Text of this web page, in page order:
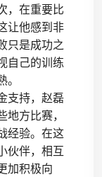
，在重要比
让他感到非
只是成功之
自己的训练
支持，赵磊
方比赛，
经验。在这
伙伴，相互
加积极向